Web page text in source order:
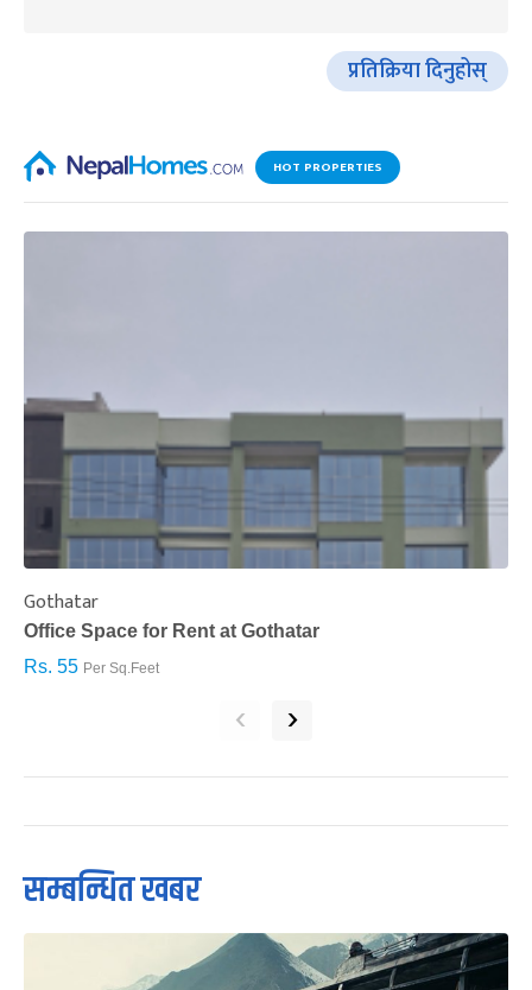
प्रतिक्रिया दिनुहोस्
HOT PROPERTIES
Gothatar
Office Space for Rent at Gothatar
Rs. 55 Per Sq.Feet
‹ ›
सम्बन्धित खबर